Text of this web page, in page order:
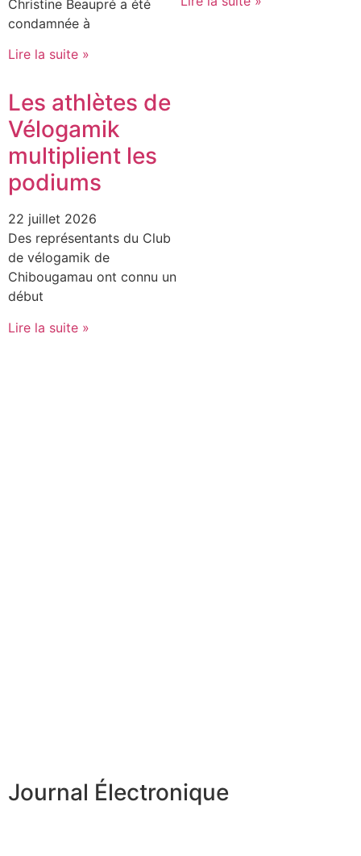
Christine Beaupré a été
condamnée à
Lire la suite »
Les athlètes de
Vélogamik
multiplient les
podiums
22 juillet 2026
Des représentants du Club
de vélogamik de
Chibougamau ont connu un
début
Lire la suite »
Journal Électronique